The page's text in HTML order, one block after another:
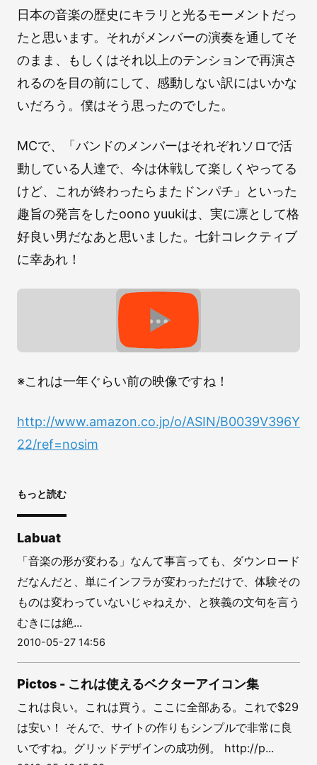
日本の音楽の歴史にキラリと光るモーメントだっ
たと思います。それがメンバーの演奏を通してそ
のまま、もしくはそれ以上のテンションで再演さ
れるのを目の前にして、感動しない訳にはいかな
いだろう。僕はそう思ったのでした。
MCで、「バンドのメンバーはそれぞれソロで活
動している人達で、今は休戦して楽しくやってる
けど、これが終わったらまたドンパチ」といった
趣旨の発言をしたoono yuukiは、実に凛として格
好良い男だなあと思いました。七針コレクティブ
に幸あれ！
※これは一年ぐらい前の映像ですね！
http://www.amazon.co.jp/o/ASIN/B0039V396Y/
22/ref=nosim
もっと読む
Labuat
「音楽の形が変わる」なんて事言っても、ダウンロード
だなんだと、単にインフラが変わっただけで、体験その
ものは変わっていないじゃねえか、と狭義の文句を言う
むきには絶...
2010-05-27 14:56
Pictos - これは使えるベクターアイコン集
これは良い。これは買う。ここに全部ある。これで$29
は安い！ そんで、サイトの作りもシンプルで非常に良
いですね。グリッドデザインの成功例。 http://p...